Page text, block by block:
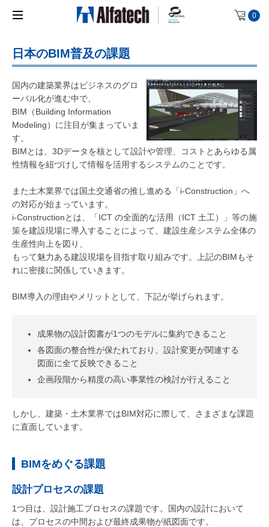
0
日本のBIM普及の課題
国内の建築業界はビジネスのグロ
ーバル化が進む中で、
BIM（Building Information
Modeling）に注目が集まっていま
す。
BIMとは、3Dデータを核として設計や管理、コストとあらゆる属
性情報を紐づけして情報を活用するシステムのことです。
また土木業界では国土交通省の推し進める「i-Construction」へ
の対応が始まっています。
i-Constructionとは、「ICT の全面的な活用（ICT 土工）」等の施
策を建設現場に導入することによって、建設生産システム全体の
生産性向上を図り、
もって魅力ある建設現場を目指す取り組みです。上記のBIMもそ
れに密接に関係していきます。
BIM導入の理由やメリットとして、下記が挙げられます。
成果物の設計図書が1つのモデルに集約できること
各図面の整合性が保たれており、設計変更が関連する
図面に全て反映できること
企画段階から精度の高い事業性の検討が行えること
しかし、建築・土木業界ではBIM対応に際して、さまざまな課題
に直面しています。
BIMをめぐる課題
設計プロセスの課題
1つ目は、設計施工プロセスの課題です。国内の設計において
は、プロセスの中間および最終成果物が紙図面です。